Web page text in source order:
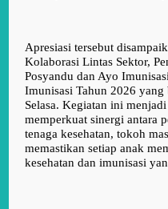
Apresiasi tersebut
Kolaborasi Lintas Sektor,
Posyandu dan Ayo
Imunisasi Tahun 2026 yang
Selasa. Kegiatan ini
memperkuat sinergi antara
tenaga kesehatan, tokoh
memastikan setiap anak
kesehatan dan imunisasi